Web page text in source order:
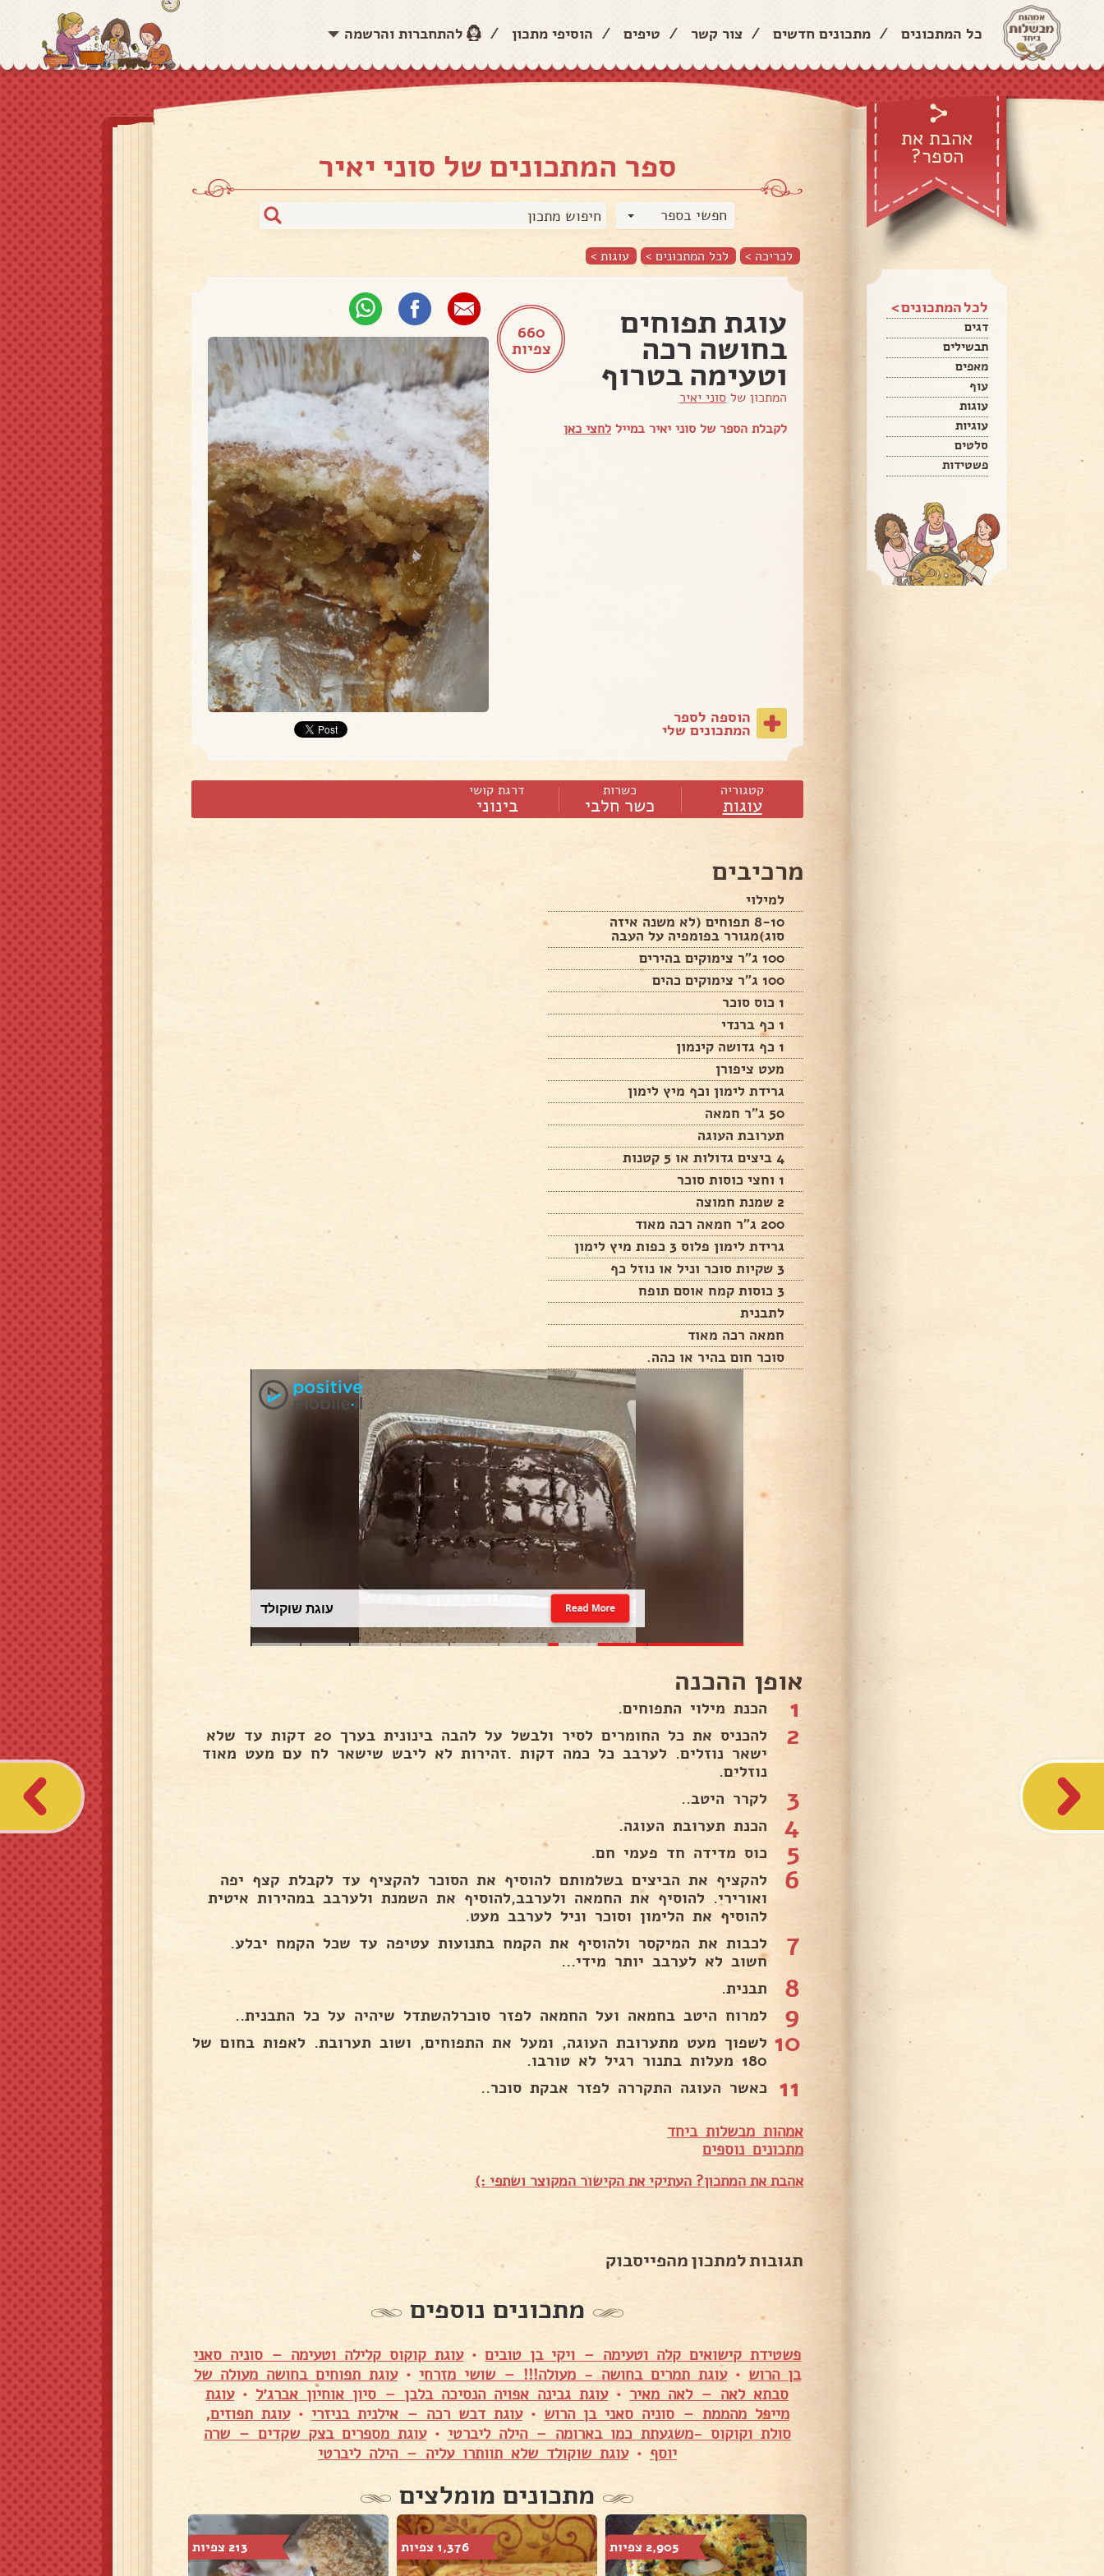
כל המתכונים / מתכונים חדשים / צור קשר / טיפים / הוסיפי מתכון / להתחברות והרשמה
אהבת את
הספר?
לכל המתכונים >
דגים
תבשילים
מאפים
עוף
עוגות
עוגיות
סלטים
פשטידות
ספר המתכונים של סוני יאיר
חפשי בספר
לכריכה > לכל המתכונים > עוגות >
660
צפיות
עוגת תפוחים
בחושה רכה
וטעימה בטרוף
המתכון של סוני יאיר
לקבלת הספר של סוני יאיר במייל לחצי כאן
הוספה לספר
המתכונים שלי
קטגוריה
עוגות
כשרות
כשר חלבי
דרגת קושי
בינוני
מרכיבים
למילוי
8-10 תפוחים (לא משנה איזה
סוג)מגורר בפומפיה על העבה
100 ג"ר צימוקים בהירים
100 ג"ר צימוקים כהים
1 כוס סוכר
1 כף ברנדי
1 כף גדושה קינמון
מעט ציפורן
גרידת לימון וכף מיץ לימון
50 ג"ר חמאה
תערובת העוגה
4 ביצים גדולות או 5 קטנות
1 וחצי כוסות סוכר
2 שמנת חמוצה
200 ג"ר חמאה רכה מאוד
גרידת לימון פלוס 3 כפות מיץ לימון
3 שקיות סוכר וניל או נוזל כף
3 כוסות קמח אוסם תופח
לתבנית
חמאה רכה מאוד
סוכר חום בהיר או כהה.
עוגת שוקולד Read More
אופן ההכנה
1 הכנת מילוי התפוחים.
2
להכניס את כל החומרים לסיר ולבשל על להבה בינונית בערך 20 דקות עד שלא
ישאר נוזלים. לערבב כל כמה דקות .זהירות לא ליבש שישאר לח עם מעט מאוד
נוזלים.
3 לקרר היטב..
4 הכנת תערובת העוגה.
5 כוס מדידה חד פעמי חם.
6
להקציף את הביצים בשלמותם להוסיף את הסוכר להקציף עד לקבלת קצף יפה
ואורירי. להוסיף את החמאה ולערבב,להוסיף את השמנת ולערבב במהירות איטית
להוסיף את הלימון וסוכר וניל לערבב מעט.
7
לכבות את המיקסר ולהוסיף את הקמח בתנועות עטיפה עד שכל הקמח יבלע.
חשוב לא לערבב יותר מידי...
8 תבנית.
9 למרוח היטב בחמאה ועל החמאה לפזר סוכרלהשתדל שיהיה על כל התבנית..
10 לשפוך מעט מתערובת העוגה, ומעל את התפוחים, ושוב תערובת. לאפות בחום של
180 מעלות בתנור רגיל לא טורבו.
11 כאשר העוגה התקררה לפזר אבקת סוכר..
אמהות מבשלות ביחד
מתכונים נוספים
אהבת את המתכון? העתיקי את הקישור המקוצר ושתפי :)
תגובות למתכון מהפייסבוק
מתכונים נוספים
פשטידת קישואים קלה וטעימה – ויקי בן טובים•עוגת קוקוס קלילה וטעימה – סוניה סאני
בן הרוש •עוגת תמרים בחושה - מעולה!!! – שושי מזרחי •עוגת תפוחים בחושה מעולה של
סבתא לאה – לאה מאיר •עוגת גבינה אפויה הנסיכה בלבן – סיון אוחיון אברג׳ל •עוגת
מייפל מהממת – סוניה סאני בן הרוש •עוגת דבש רכה – אילנית בניזרי •עוגת תפוזים,
סולת וקוקוס -משגעתת כמו בארומה – הילה ליברטי •עוגת מספרים בצק שקדים – שרה
יוסף •עוגת שוקולד שלא תוותרו עליה – הילה ליברטי
מתכונים מומלצים
2,905 צפיות 1,376 צפיות 213 צפיות